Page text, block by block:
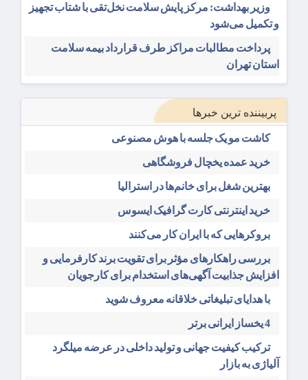
وزیر بهداشت: مرکز پایش سلامت نخل‌تقی با شتاب تجهیز
و تکمیل می‌شود
پرداخت مطالبات مراکز طرف قرارداد بیمه سلامت
استان تهران
پربیننده ترین خبرها
کاشت مو یک جلسه با هوش مصنوعی
خرید عمده یخچال فروشگاهی
بهترین شغل برای خانم‌ها در استرالیا
خرید اینترنتی کارت گرافیک ایسوس
بروکرهایی‌ که با ایران کار می‌کنند
بررسی راهکارهای مؤثر برای تقویت برند کارفرمایی و
افزایش جذابیت آگهی‌های استخدام برای کارجویان
با هدایای تبلیغاتی خلاقانه معروف شوید
4 یخساز ایرانی برتر
ترکیب کیفیت جهانی و تولید داخلی در عرضه میلگرد
آلیاژی به بازار